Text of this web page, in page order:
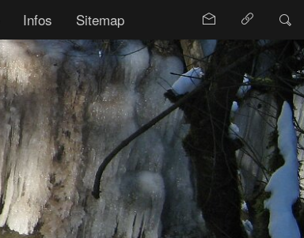
Infos Sitemap